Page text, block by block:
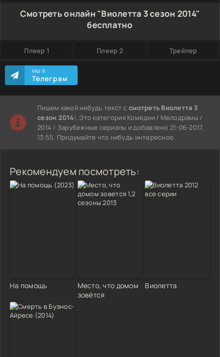
Смотреть онлайн "Виолетта 3 сезон 2014"
бесплатно
Плеер 1 Плеер 2 Трейлер
МЫ В
Телеграм
Пишем какой нибудь текст ссмотреть Виолетта 3
сезон 2014!. Это категория Комедии / Мелодрамы /
2014 / Зарубежные сериалы и добавлено 21-06-2017,
13:55. Придумайте что нибудь интересное.
Рекомендуем посмотреть:
На помощь
Место, что домом
зовётся
Виолетта